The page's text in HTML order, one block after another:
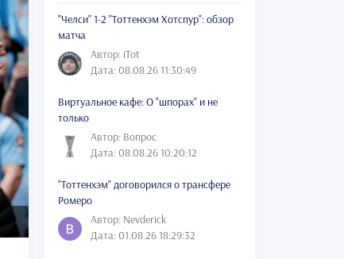
"Челси" 1-2 "Тоттенхэм Хотспур": обзор
матча
Автор: iTot
Дата: 08.08.26 11:30:49
Виртуальное кафе: О "шпорах" и не
только
Автор: Вопрос
Дата: 08.08.26 10:20:12
"Тоттенхэм" договорился о трансфере
Ромеро
Автор: Nevderick
Дата: 01.08.26 18:29:32